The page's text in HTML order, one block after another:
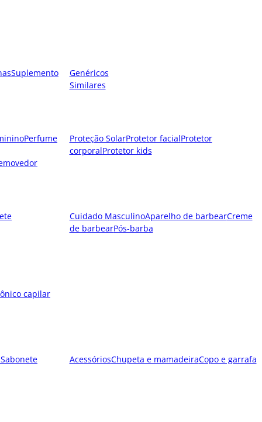
Suplemento
Genéricos
Similares
Perfume Proteção SolarProtetor facialProtetor
corporalProtetor kids
Cuidado MasculinoAparelho de barbearCreme
de barbearPós-barba
capilar
Sabonete AcessóriosChupeta e mamadeiraCopo e garrafa